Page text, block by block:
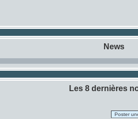
News
Les 8 dernières
Poster